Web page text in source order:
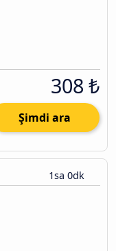
308 ₺
Şimdi ara
1sa 0dk